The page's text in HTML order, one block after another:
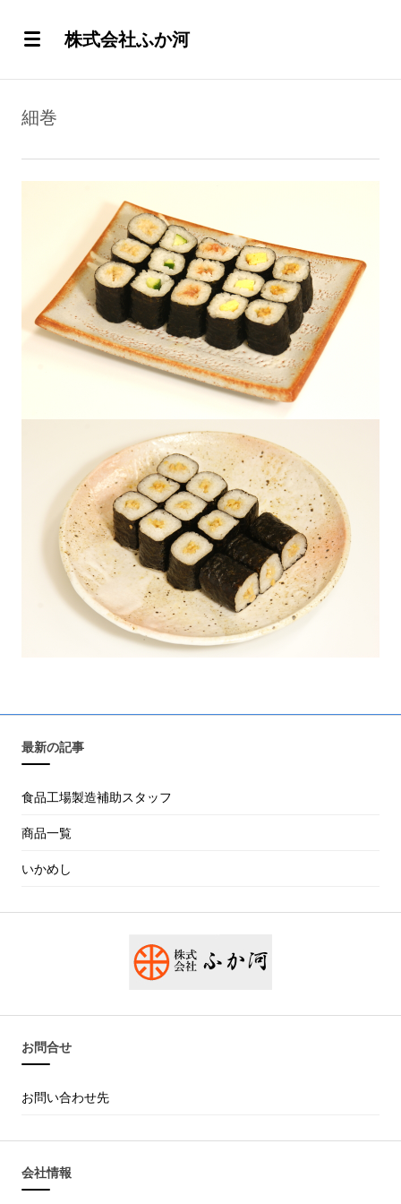
株式会社ふか河
細巻
最新の記事
食品工場製造補助スタッフ
商品一覧
いかめし
お問合せ
お問い合わせ先
会社情報